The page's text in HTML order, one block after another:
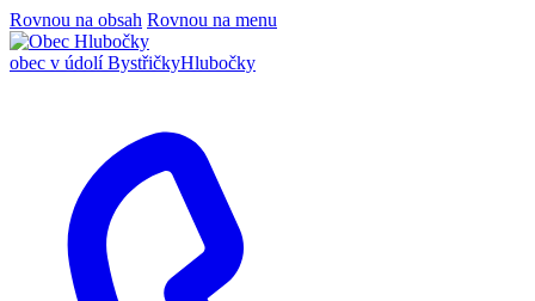
Rovnou na obsah Rovnou na menu
obec v údolí BystřičkyHlubočky